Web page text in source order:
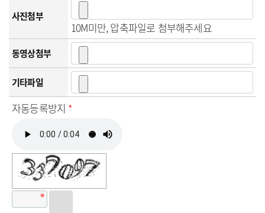
사진첨부
10M미만, 압축파일로 첨부해주세요
동영상첨부
기타파일
자동등록방지 *